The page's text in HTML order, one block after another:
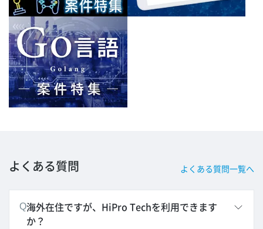
よくある質問 よくある質問一覧へ
Q海外在住ですが、HiPro Techを利用できます
か？